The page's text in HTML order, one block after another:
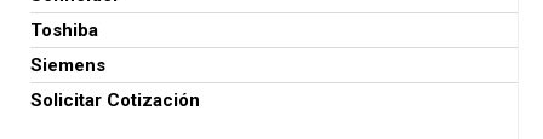
Toshiba
Siemens
Solicitar Cotización